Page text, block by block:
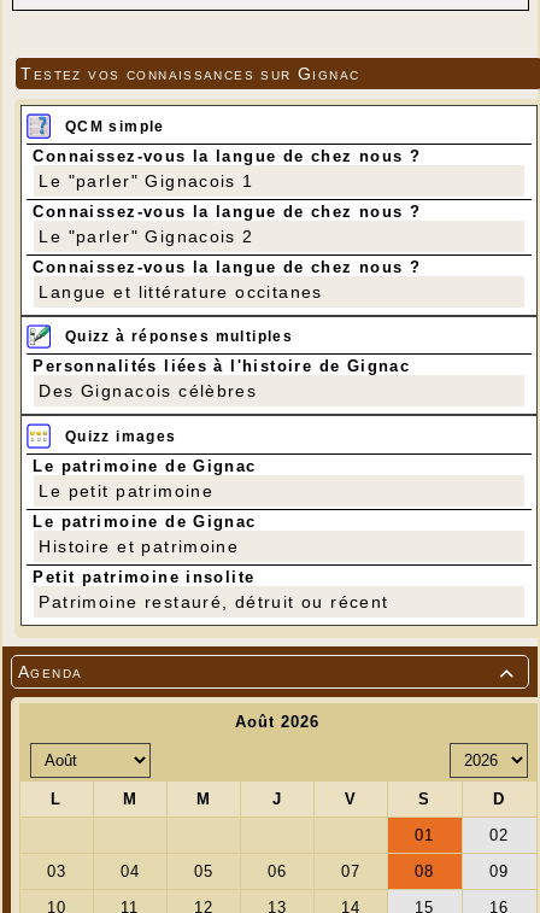

Agenda
---
Testez vos connaissances sur Gignac
QCM simple
Connaissez-vous la langue de chez nous ?
Le "parler" Gignacois 1
Connaissez-vous la langue de chez nous ?
Le "parler" Gignacois 2
Connaissez-vous la langue de chez nous ?
Langue et littérature occitanes
Quizz à réponses multiples
Personnalités liées à l'histoire de Gignac
Des Gignacois célèbres
Quizz images
Le patrimoine de Gignac
Le petit patrimoine
Le patrimoine de Gignac
Histoire et patrimoine
Petit patrimoine insolite
Patrimoine restauré, détruit ou récent